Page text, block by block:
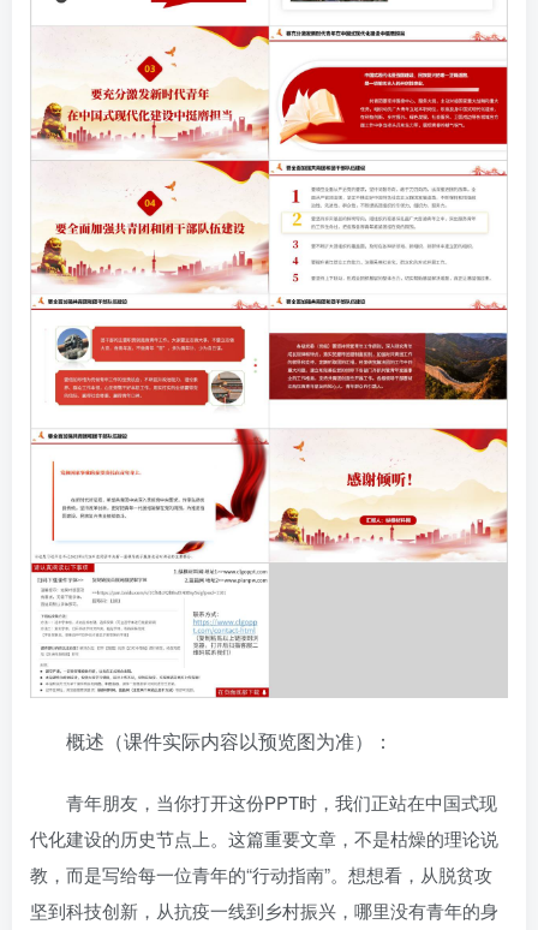
概述（课件实际内容以预览图为准）：
青年朋友，当你打开这份PPT时，我们正站在中国式现
代化建设的历史节点上。这篇重要文章，不是枯燥的理论说
教，而是写给每一位青年的“行动指南”。想想看，从脱贫攻
坚到科技创新，从抗疫一线到乡村振兴，哪里没有青年的身